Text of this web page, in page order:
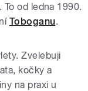
od ledna 1990.
Toboganu.
Zvelebuji
kočky a
na praxi u